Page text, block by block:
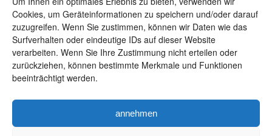
Cookies, um Geräteinformationen zu speichern und/oder darauf
zuzugreifen. Wenn Sie zustimmen, können wir Daten wie das
Surfverhalten oder eindeutige IDs auf dieser Website
verarbeiten. Wenn Sie Ihre Zustimmung nicht erteilen oder
zurückziehen, können bestimmte Merkmale und Funktionen
beeinträchtigt werden.
annehmen
SCHÖNBUCH-SKULPTURENWEG / ÜBER
MAUREN NACH EHNINGEN
22.09.2026, 13:45 Uhr:
Ausstellungsbesuch -
VERBRECHEN AUS ZWEI JAHRHUNDERTEN
24.09.2026, 18:00 Uhr:
Naturfreundehaus Steinbergle mit SWINGSIZE XL